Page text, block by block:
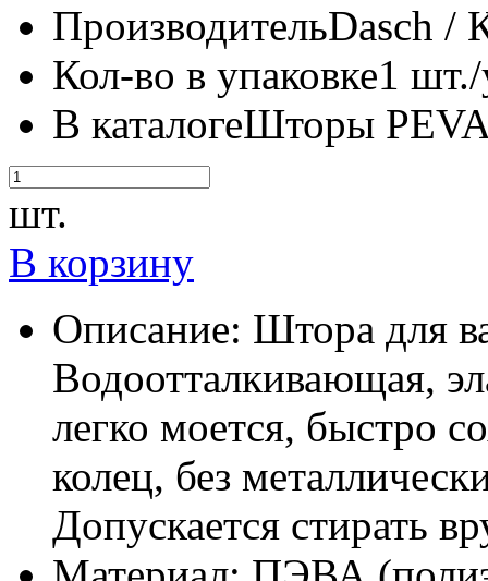
ПроизводительDasch /
Кол-во в упаковке1
В каталогеШторы
шт.
В корзину
Описание: Штора для
Водоотталкивающая,
легко моется, быстро
колец, без
Допускается стирать